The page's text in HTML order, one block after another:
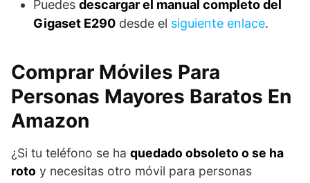
Puedes descargar el manual completo del
Gigaset E290 desde el siguiente enlace.
Comprar Móviles Para
Personas Mayores Baratos En
Amazon
¿Si tu teléfono se ha quedado obsoleto o se ha
roto y necesitas otro móvil para personas